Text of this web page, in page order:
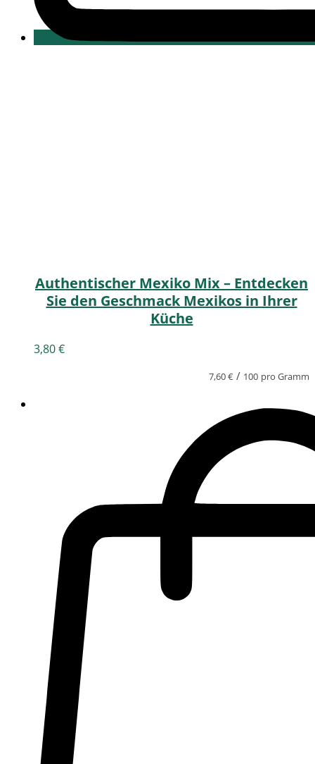
Authentischer Mexiko Mix – Entdecken
Sie den Geschmack Mexikos in Ihrer
Küche
3,80€
7,60€ / 100 pro Gramm